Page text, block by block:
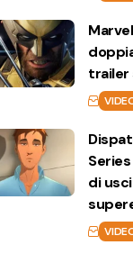
trailer
di